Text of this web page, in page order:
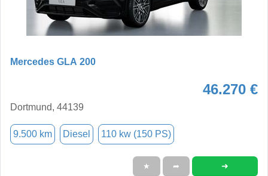
Mercedes GLA 200
46.270 €
Dortmund, 44139
9.500 km Diesel 110 kw (150 PS)
★ ➦ ➜